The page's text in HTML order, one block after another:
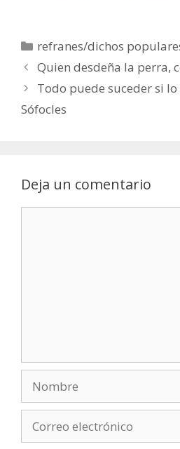
Categorías
refranes/dichos
Quien desdeña la perra,
Todo puede suceder si
Sófocles
Deja un comentario
electrónico